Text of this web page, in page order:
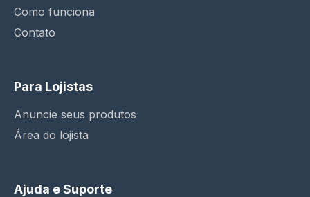
Como funciona
Contato
Para Lojistas
Anuncie seus produtos
Área do lojista
Ajuda e Suporte